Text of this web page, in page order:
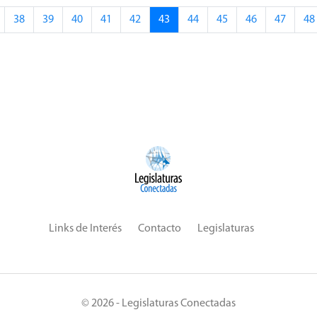
38 39 40 41 42 43 44 45 46 47 48
Links de Interés Contacto Legislaturas
© 2026 - Legislaturas Conectadas